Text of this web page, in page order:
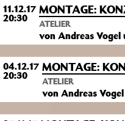
11.12.17
20:30
MONTAGE:
ATELIER
von Andreas
04.12.17
20:30
MONTAGE:
ATELIER
von Andreas